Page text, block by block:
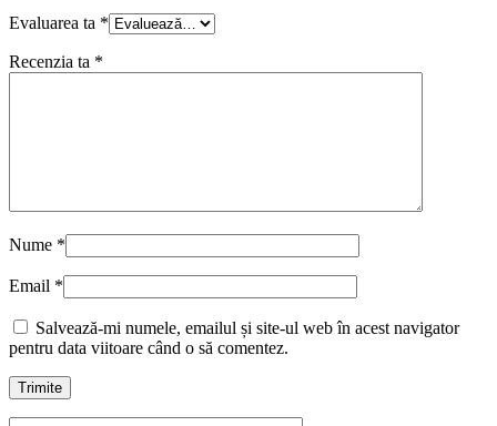
Evaluarea ta *
Recenzia ta *
Nume *
Email *
Salvează-mi numele, emailul și site-ul web în acest navigator
pentru data viitoare când o să comentez.